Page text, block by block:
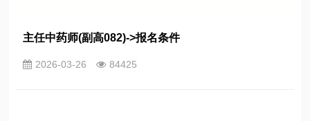
主任中药师(副高082)->报名条件
2026-03-26 84425